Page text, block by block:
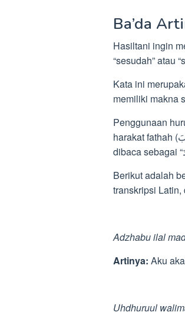
Ba’da
Hasiltani ingin
“sesudah” atau
Kata ini
memiliki makna
Penggunaan
harakat fathah (بَ), ‘ain dengan sukun (عْ), dan dal dengan harakat fathah (دَ), sehingga
Berikut adalah
transkripsi Latin,
Adzhabu ilal
Artinya: Aku
Uhdhuruul